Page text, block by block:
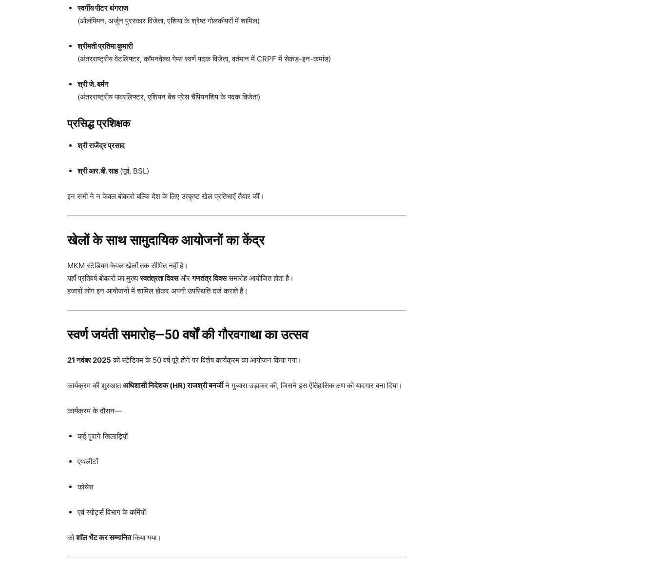
स्वर्गीय पीटर थंगराज
(ओलंपियन, अर्जुन पुरस्कार विजेता, एशिया के श्रेष्ठ गोलकीपरों में शामिल)
श्रीमती प्रतिमा कुमारी
(अंतरराष्ट्रीय वेटलिफ्टर, कॉमनवेल्थ गेम्स स्वर्ण पदक विजेता, वर्तमान में CRPF में सेकंड-इन-कमांड)
श्री जे. बर्मन
(अंतरराष्ट्रीय पावरलिफ्टर, एशियन बेंच प्रेस चैंपियनशिप के पदक विजेता)
प्रसिद्ध प्रशिक्षक
श्री राजेंद्र प्रसाद
श्री आर.बी. साह(पूर्व, BSL)
इन सभी ने न केवल बोकारो बल्कि देश के लिए उत्कृष्ट खेल प्रतिभाएँ तैयार कीं।
खेलों के साथ सामुदायिक आयोजनों का केंद्र
MKM स्टेडियम केवल खेलों तक सीमित नहीं है।
यहाँ प्रतिवर्ष बोकारो का मुख्यस्वतंत्रता दिवसऔरगणतंत्र दिवससमारोह आयोजित होता है।
हजारों लोग इन आयोजनों में शामिल होकर अपनी उपस्थिति दर्ज कराते हैं।
स्वर्ण जयंती समारोह—50 वर्षों की गौरवगाथा का उत्सव
21 नवंबर 2025 को स्टेडियम के 50 वर्ष पूरे होने पर विशेष कार्यक्रम का आयोजन किया गया।
कार्यक्रम की शुरुआतअधिशासी निदेशक (HR) राजश्री बनर्जीने गुब्बारा उड़ाकर की, जिसने इस ऐतिहासिक क्षण को यादगार बना दिया।
कार्यक्रम के दौरान—
कई पुराने खिलाड़ियों
एथलीटों
कोचेस
एवं स्पोर्ट्स विभाग के कर्मियों
कोशॉल भेंट कर सम्मानितकिया गया।